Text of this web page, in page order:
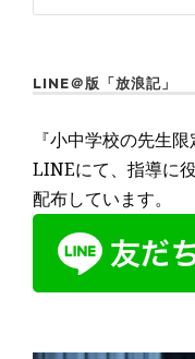
LINE＠版「放浪記」
『小中学校の先生限
LINEにて、指導に
配布しています。